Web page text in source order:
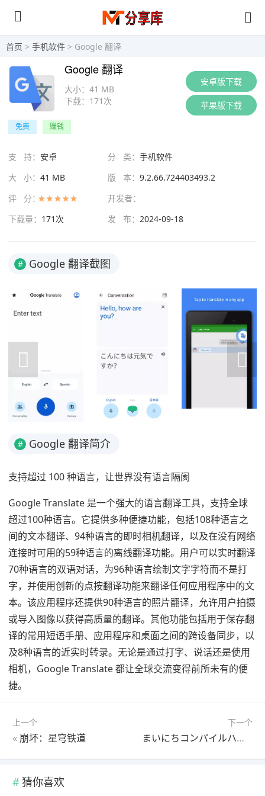
首页 > 手机软件 > Google 翻译
安卓版下载
苹果版下载
大小： 41 MB
下载： 171次
Google 翻译
免费 赚钱
支 持： 安卓 分 类： 手机软件
大 小： 41 MB 版 本： 9.2.66.724403493.2
评 分：
开发者：
下载量： 171次 发 布： 2024-09-18
# Google 翻译截图
# Google 翻译简介
支持超过 100 种语言，让世界没有语言隔阂
Google Translate 是一个强大的语言翻译工具，支持全球
超过100种语言。它提供多种便捷功能，包括108种语言之
间的文本翻译、94种语言的即时相机翻译，以及在没有网络
连接时可用的59种语言的离线翻译功能。用户可以实时翻译
70种语言的双语对话，为96种语言绘制文字字符而不是打
字，并使用创新的点按翻译功能来翻译任何应用程序中的文
本。该应用程序还提供90种语言的照片翻译，允许用户拍摄
或导入图像以获得高质量的翻译。其他功能包括用于保存翻
译的常用短语手册、应用程序和桌面之间的跨设备同步，以
及8种语言的近实时转录。无论是通过打字、说话还是使用
相机，Google Translate 都让全球交流变得前所未有的便
捷。
上一个
« 崩坏：星穹铁道
下一个
まいにちコンパイルハート
猜你喜欢